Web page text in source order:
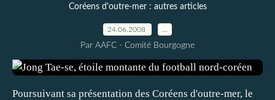
Coréens d'outre-mer : autres articles
24.06.2008
Par AAFC - Comité Bourgogne
Poursuivant sa présentation des Coréens d'outre-mer, le